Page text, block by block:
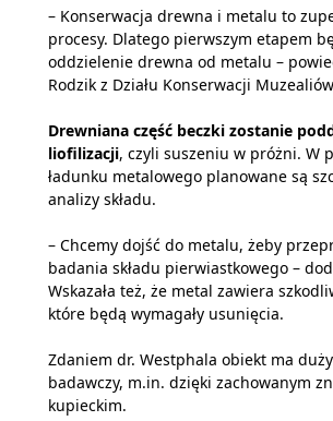
– Konserwacja drewna i metalu to
procesy. Dlatego pierwszym etapem
oddzielenie drewna od metalu –
Rodzik z Działu Konserwacji
Drewniana część beczki zostanie
liofilizacji, czyli suszeniu w próżni. W
ładunku metalowego planowane są
analizy składu.
– Chcemy dojść do metalu, żeby
badania składu pierwiastkowego –
Wskazała też, że metal zawiera
które będą wymagały usunięcia.
Zdaniem dr. Westphala obiekt ma
badawczy, m.in. dzięki zachowanym
kupieckim.